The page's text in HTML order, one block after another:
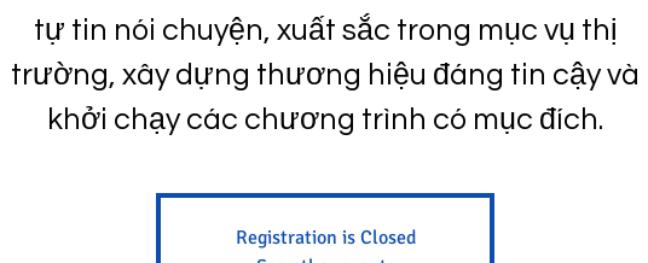
tự tin nói chuyện, xuất sắc trong mục vụ thị
trường, xây dựng thương hiệu đáng tin cậy và
khởi chạy các chương trình có mục đích.
Registration is Closed